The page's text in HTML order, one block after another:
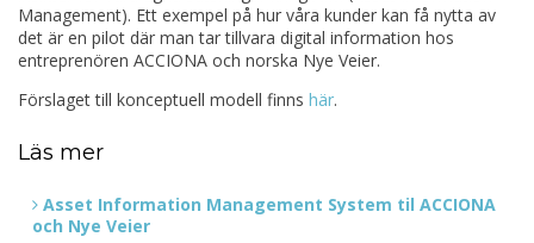
Management). Ett exempel på hur våra kunder kan få nytta av
det är en pilot där man tar tillvara digital information hos
entreprenören ACCIONA och norska Nye Veier.
Förslaget till konceptuell modell finns här.
Läs mer
Asset Information Management System til ACCIONA
och Nye Veier